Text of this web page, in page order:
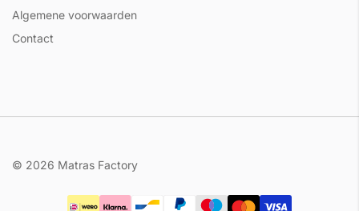
Algemene voorwaarden
Contact
© 2026 Matras Factory